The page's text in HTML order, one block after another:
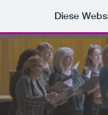
Diese